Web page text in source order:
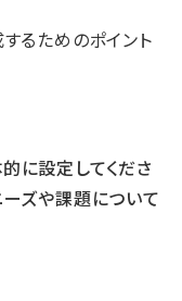
るためのポイント
に設定してくださ
ーズや課題について